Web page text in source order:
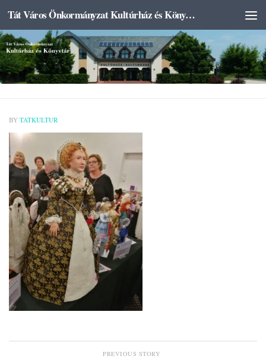
Skip to content Tát Város Önkormányzat Kultúrház és Könyvtár
BY TATKULTUR
PREVIOUS STORY